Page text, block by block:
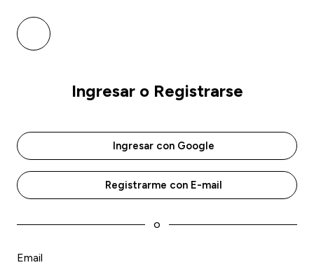
Ingresar o Registrarse
Ingresar con Google
Registrarme con E-mail
o
Email